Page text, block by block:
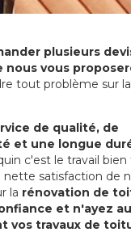
plusieurs
nous vous
tout problème sur
de qualité, de
et une longue
c'est le travail
satisfaction de
la rénovation de
et n'ayez
vos travaux de